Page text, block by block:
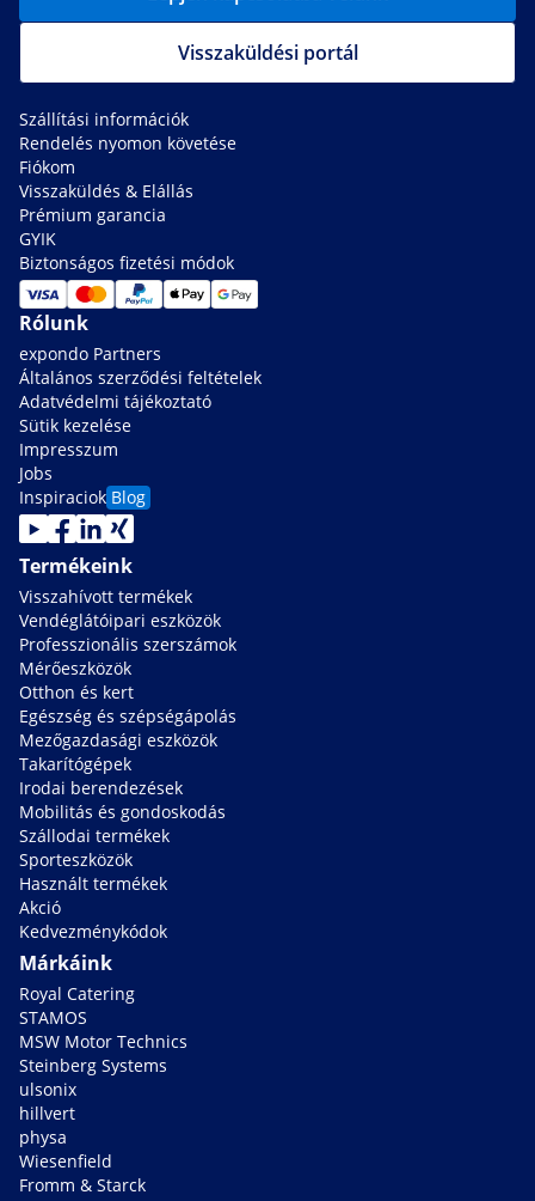
Visszaküldési portál
Szállítási információk
Rendelés nyomon követése
Fiókom
Visszaküldés & Elállás
Prémium garancia
GYIK
Biztonságos fizetési módok
Rólunk
expondo Partners
Általános szerződési feltételek
Adatvédelmi tájékoztató
Sütik kezelése
Impresszum
Jobs
Inspiraciok Blog
Termékeink
Visszahívott termékek
Vendéglátóipari eszközök
Professzionális szerszámok
Mérőeszközök
Otthon és kert
Egészség és szépségápolás
Mezőgazdasági eszközök
Takarítógépek
Irodai berendezések
Mobilitás és gondoskodás
Szállodai termékek
Sporteszközök
Használt termékek
Akció
Kedvezménykódok
Márkáink
Royal Catering
STAMOS
MSW Motor Technics
Steinberg Systems
ulsonix
hillvert
physa
Wiesenfield
Fromm & Starck